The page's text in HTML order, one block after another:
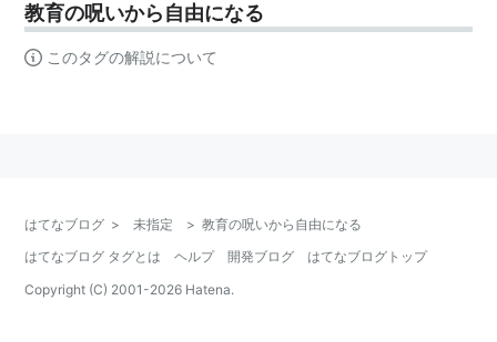
教育の呪いから自由になる
このタグの解説について
はてなブログ > 未指定 > 教育の呪いから自由になる
はてなブログ タグとは
ヘルプ 開発ブログ
はてなブログトップ
Copyright (C) 2001-2026 Hatena.